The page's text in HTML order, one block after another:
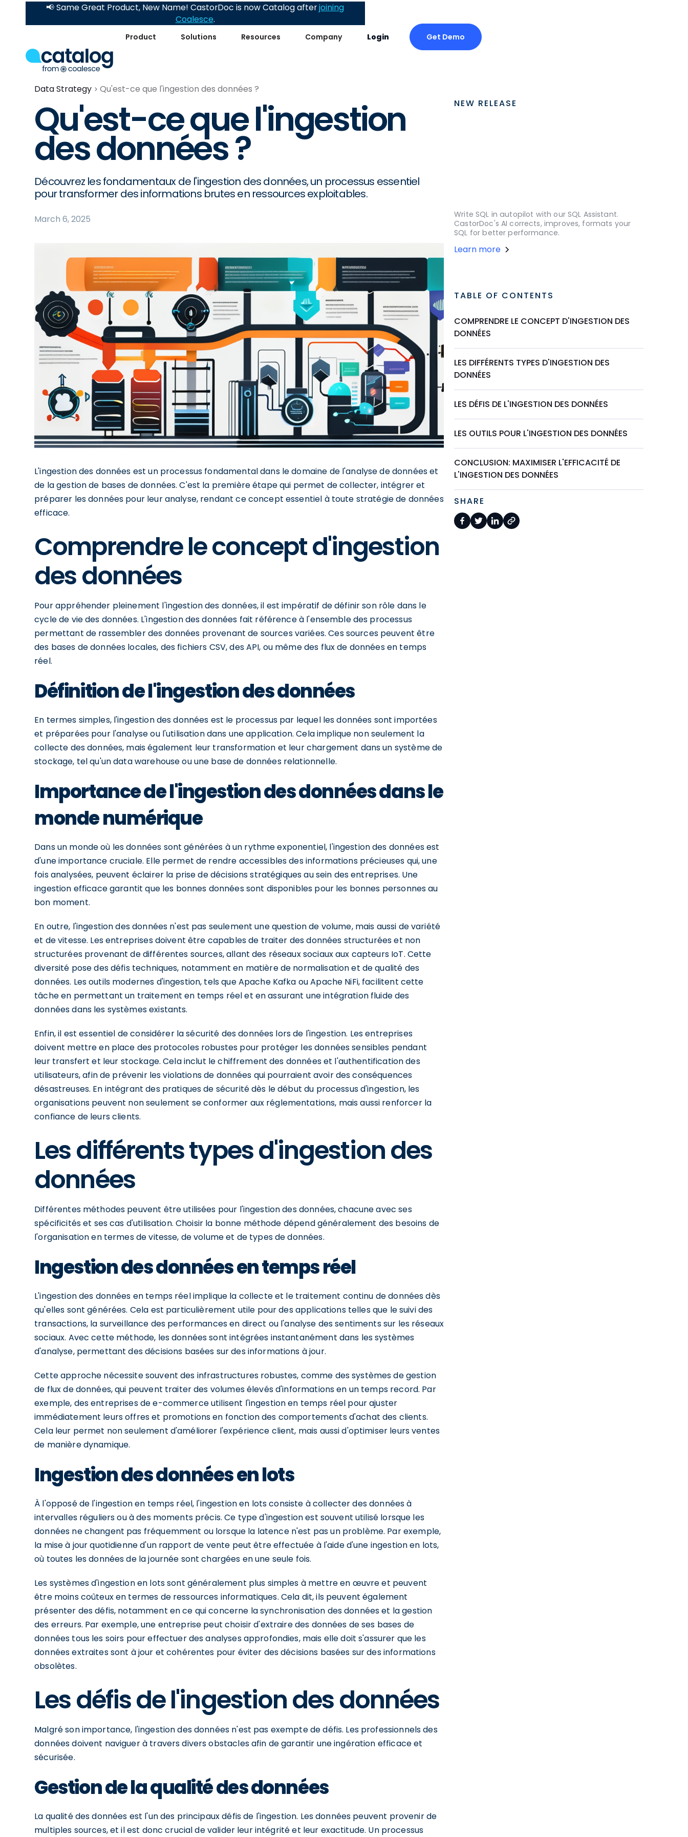
Product Solutions Resources Company Login Get Demo
📢 Same Great Product, New Name! CastorDoc is now Catalog afterjoining
Coalesce.
Data Strategy Qu'est-ce que l'ingestion des données ?
Qu'est-ce que l'ingestion
des données ?
Découvrez les fondamentaux de l'ingestion des données, un processus essentiel
pour transformer des informations brutes en ressources exploitables.
March 6, 2025
L'ingestion des données est un processus fondamental dans le domaine de l'analyse de données et
de la gestion de bases de données. C'est la première étape qui permet de collecter, intégrer et
préparer les données pour leur analyse, rendant ce concept essentiel à toute stratégie de données
efficace.
Comprendre le concept d'ingestion
des données
Pour appréhender pleinement l'ingestion des données, il est impératif de définir son rôle dans le
cycle de vie des données. L'ingestion des données fait référence à l'ensemble des processus
permettant de rassembler des données provenant de sources variées. Ces sources peuvent être
des bases de données locales, des fichiers CSV, des API, ou même des flux de données en temps
réel.
Définition de l'ingestion des données
En termes simples, l'ingestion des données est le processus par lequel les données sont importées
et préparées pour l'analyse ou l'utilisation dans une application. Cela implique non seulement la
collecte des données, mais également leur transformation et leur chargement dans un système de
stockage, tel qu'un data warehouse ou une base de données relationnelle.
Importance de l'ingestion des données dans le
monde numérique
Dans un monde où les données sont générées à un rythme exponentiel, l'ingestion des données est
d'une importance cruciale. Elle permet de rendre accessibles des informations précieuses qui, une
fois analysées, peuvent éclairer la prise de décisions stratégiques au sein des entreprises. Une
ingestion efficace garantit que les bonnes données sont disponibles pour les bonnes personnes au
bon moment.
En outre, l'ingestion des données n'est pas seulement une question de volume, mais aussi de variété
et de vitesse. Les entreprises doivent être capables de traiter des données structurées et non
structurées provenant de différentes sources, allant des réseaux sociaux aux capteurs IoT. Cette
diversité pose des défis techniques, notamment en matière de normalisation et de qualité des
données. Les outils modernes d'ingestion, tels que Apache Kafka ou Apache NiFi, facilitent cette
tâche en permettant un traitement en temps réel et en assurant une intégration fluide des
données dans les systèmes existants.
Enfin, il est essentiel de considérer la sécurité des données lors de l'ingestion. Les entreprises
doivent mettre en place des protocoles robustes pour protéger les données sensibles pendant
leur transfert et leur stockage. Cela inclut le chiffrement des données et l'authentification des
utilisateurs, afin de prévenir les violations de données qui pourraient avoir des conséquences
désastreuses. En intégrant des pratiques de sécurité dès le début du processus d'ingestion, les
organisations peuvent non seulement se conformer aux réglementations, mais aussi renforcer la
confiance de leurs clients.
Les différents types d'ingestion des
données
Différentes méthodes peuvent être utilisées pour l'ingestion des données, chacune avec ses
spécificités et ses cas d'utilisation. Choisir la bonne méthode dépend généralement des besoins de
l'organisation en termes de vitesse, de volume et de types de données.
Ingestion des données en temps réel
L'ingestion des données en temps réel implique la collecte et le traitement continu de données dès
qu'elles sont générées. Cela est particulièrement utile pour des applications telles que le suivi des
transactions, la surveillance des performances en direct ou l'analyse des sentiments sur les réseaux
sociaux. Avec cette méthode, les données sont intégrées instantanément dans les systèmes
d'analyse, permettant des décisions basées sur des informations à jour.
Cette approche nécessite souvent des infrastructures robustes, comme des systèmes de gestion
de flux de données, qui peuvent traiter des volumes élevés d'informations en un temps record. Par
exemple, des entreprises de e-commerce utilisent l'ingestion en temps réel pour ajuster
immédiatement leurs offres et promotions en fonction des comportements d'achat des clients.
Cela leur permet non seulement d'améliorer l'expérience client, mais aussi d'optimiser leurs ventes
de manière dynamique.
Ingestion des données en lots
À l'opposé de l'ingestion en temps réel, l'ingestion en lots consiste à collecter des données à
intervalles réguliers ou à des moments précis. Ce type d'ingestion est souvent utilisé lorsque les
données ne changent pas fréquemment ou lorsque la latence n'est pas un problème. Par exemple,
la mise à jour quotidienne d'un rapport de vente peut être effectuée à l'aide d'une ingestion en lots,
où toutes les données de la journée sont chargées en une seule fois.
Les systèmes d'ingestion en lots sont généralement plus simples à mettre en œuvre et peuvent
être moins coûteux en termes de ressources informatiques. Cela dit, ils peuvent également
présenter des défis, notamment en ce qui concerne la synchronisation des données et la gestion
des erreurs. Par exemple, une entreprise peut choisir d'extraire des données de ses bases de
données tous les soirs pour effectuer des analyses approfondies, mais elle doit s'assurer que les
données extraites sont à jour et cohérentes pour éviter des décisions basées sur des informations
obsolètes.
Les défis de l'ingestion des données
Malgré son importance, l'ingestion des données n'est pas exempte de défis. Les professionnels des
données doivent naviguer à travers divers obstacles afin de garantir une ingération efficace et
sécurisée.
Gestion de la qualité des données
La qualité des données est l'un des principaux défis de l'ingestion. Les données peuvent provenir de
multiples sources, et il est donc crucial de valider leur intégrité et leur exactitude. Un processus
NEW RELEASE
Write SQL in autopilot with our SQL Assistant.
CastorDoc's AI corrects, improves, formats your
SQL for better performance.
Learn more
TABLE OF CONTENTS
COMPRENDRE LE CONCEPT D'INGESTION DES
DONNÉES
LES DIFFÉRENTS TYPES D'INGESTION DES
DONNÉES
LES DÉFIS DE L'INGESTION DES DONNÉES
LES OUTILS POUR L'INGESTION DES DONNÉES
CONCLUSION: MAXIMISER L'EFFICACITÉ DE
L'INGESTION DES DONNÉES
SHARE